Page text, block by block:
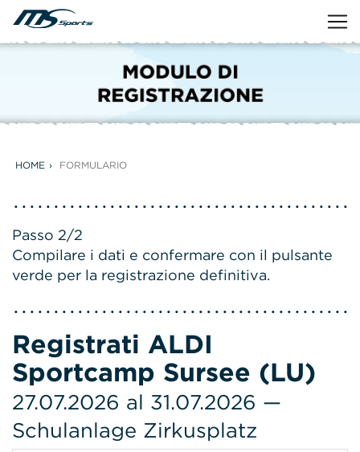
HOME FORMULARIO
Passo 2/2
Compilare i dati e confermare con il pulsante
verde per la registrazione definitiva.
Registrati ALDI
Sportcamp Sursee (LU)
27.07.2026 al 31.07.2026 —
Schulanlage Zirkusplatz